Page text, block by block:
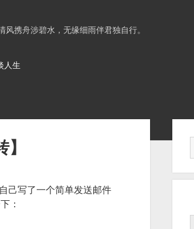
携舟涉碧水，无缘细雨伴君独自行。
人生
己写了一个简单发送邮件
：